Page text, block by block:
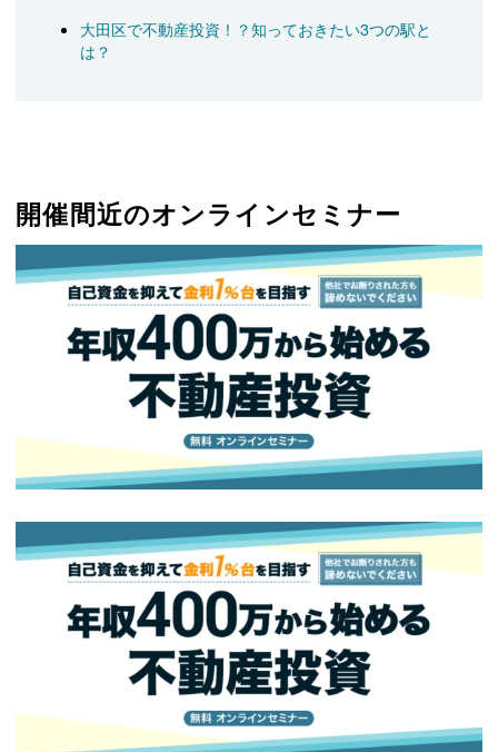
大田区で不動産投資！？知っておきたい3つの駅と
は？
開催間近のオンラインセミナー